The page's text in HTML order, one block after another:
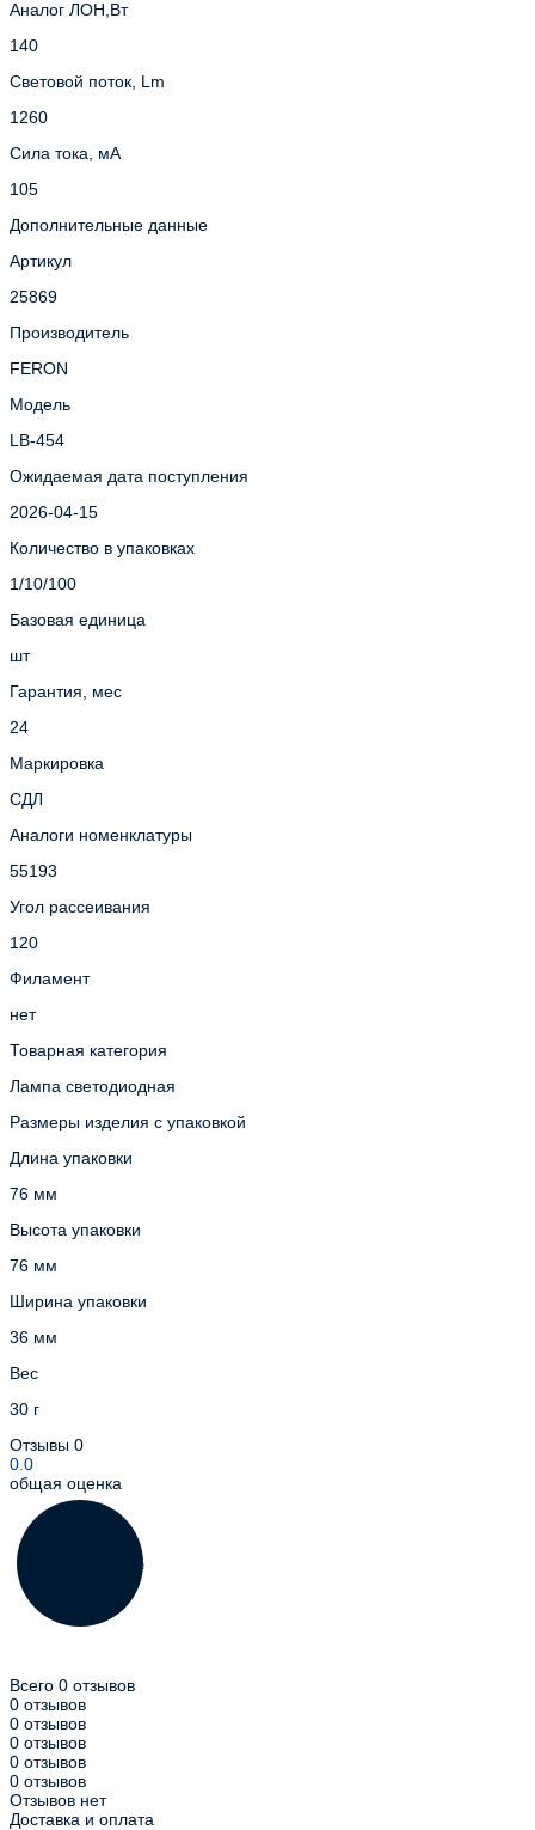
Аналог ЛОН,Вт
140
Световой поток, Lm
1260
Сила тока, мА
105
Дополнительные данные
Артикул
25869
Производитель
FERON
Модель
LB-454
Ожидаемая дата поступления
2026-04-15
Количество в упаковках
1/10/100
Базовая единица
шт
Гарантия, мес
24
Маркировка
СДЛ
Аналоги номенклатуры
55193
Угол рассеивания
120
Филамент
нет
Товарная категория
Лампа светодиодная
Размеры изделия с упаковкой
Длина упаковки
76 мм
Высота упаковки
76 мм
Ширина упаковки
36 мм
Вес
30 г
Отзывы 0
0.0
общая оценка
Всего 0 отзывов
0 отзывов
0 отзывов
0 отзывов
0 отзывов
0 отзывов
Отзывов нет
Доставка и оплата